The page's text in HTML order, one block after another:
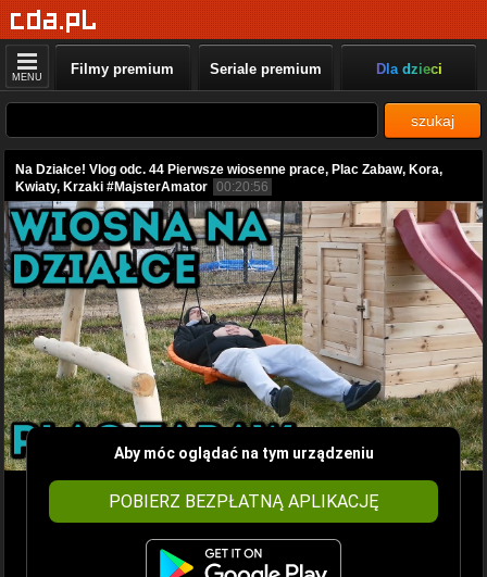
MENU Filmy premium Seriale premium Dla dzieci
szukaj
Na Działce! Vlog odc. 44 Pierwsze wiosenne prace, Plac Zabaw, Kora,
Kwiaty, Krzaki #MajsterAmator 00:20:56
Aby móc oglądać na tym urządzeniu
POBIERZ BEZPŁATNĄ APLIKACJĘ